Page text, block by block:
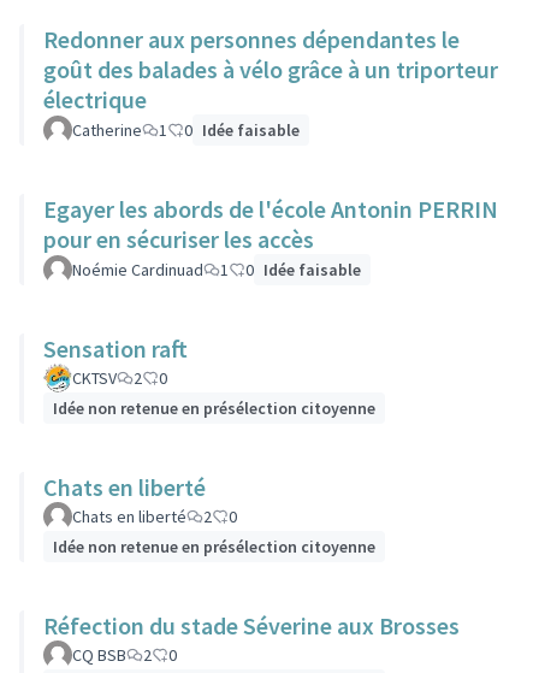
Redonner aux personnes dépendantes le
goût des balades à vélo grâce à un triporteur
électrique
Catherine 1 0 Idée faisable
Egayer les abords de l'école Antonin PERRIN
pour en sécuriser les accès
Noémie Cardinuad 1 0 Idée faisable
Sensation raft
CKTSV 2
0
Idée non retenue en présélection citoyenne
Chats en liberté
Chats en liberté 2
0
Idée non retenue en présélection citoyenne
Réfection du stade Séverine aux Brosses
CQ BSB 2
0